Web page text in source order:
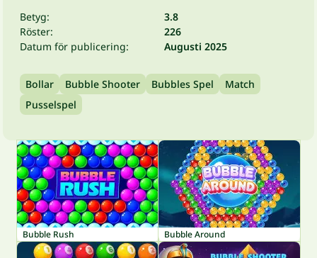
Betyg:
3.8
Röster:
226
Datum för publicering:
Augusti 2025
Bollar Bubble Shooter Bubbles Spel
Match
Pusselspel
Bubble Rush Bubble Around